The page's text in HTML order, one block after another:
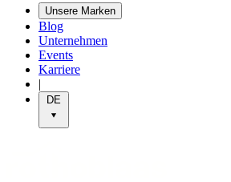
Unsere Marken
Blog
Unternehmen
Events
Karriere
|
DE